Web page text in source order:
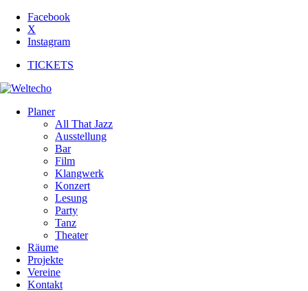
Facebook
X
Instagram
TICKETS
Planer
All That Jazz
Ausstellung
Bar
Film
Klangwerk
Konzert
Lesung
Party
Tanz
Theater
Räume
Projekte
Vereine
Kontakt